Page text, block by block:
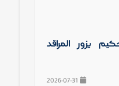
يزور المراقد